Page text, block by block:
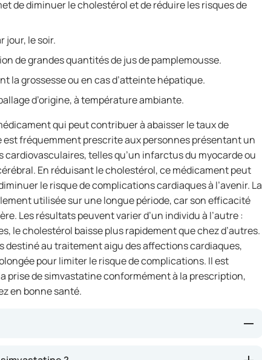
de diminuer le cholestérol et de réduire les risques de
jour, le soir.
de grandes quantités de jus de pamplemousse.
la grossesse ou en cas d’atteinte hépatique.
d’origine, à température ambiante.
qui peut contribuer à abaisser le taux de
est fréquemment prescrite aux personnes présentant un
cardiovasculaires, telles qu’un infarctus du myocarde ou
En réduisant le cholestérol, ce médicament peut
le risque de complications cardiaques à l’avenir. La
utilisée sur une longue période, car son efficacité
Les résultats peuvent varier d’un individu à l’autre :
le cholestérol baisse plus rapidement que chez d’autres.
destiné au traitement aigu des affections cardiaques,
pour limiter le risque de complications. Il est
prise de simvastatine conformément à la prescription,
en bonne santé.